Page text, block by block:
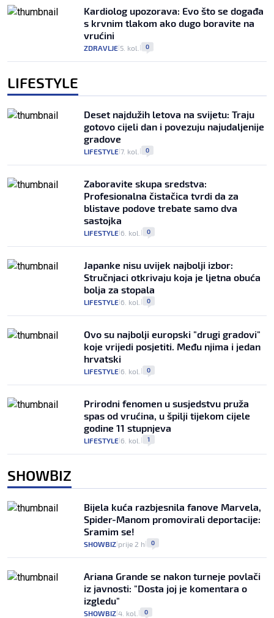
Kardiolog upozorava: Evo što se događa
s krvnim tlakom ako dugo boravite na
vrućini
ZDRAVLJE 5. kol. 0
LIFESTYLE
Deset najdužih letova na svijetu: Traju
gotovo cijeli dan i povezuju najudaljenije
gradove
LIFESTYLE 7. kol. 0
Zaboravite skupa sredstva:
Profesionalna čistačica tvrdi da za
blistave podove trebate samo dva
sastojka
LIFESTYLE 6. kol. 0
Japanke nisu uvijek najbolji izbor:
Stručnjaci otkrivaju koja je ljetna obuća
bolja za stopala
LIFESTYLE 6. kol. 0
Ovo su najbolji europski "drugi gradovi"
koje vrijedi posjetiti. Među njima i jedan
hrvatski
LIFESTYLE 6. kol. 0
Prirodni fenomen u susjedstvu pruža
spas od vrućina, u špilji tijekom cijele
godine 11 stupnjeva
LIFESTYLE 6. kol. 1
SHOWBIZ
Bijela kuća razbjesnila fanove Marvela,
Spider-Manom promovirali deportacije:
Sramim se!
SHOWBIZ prije 2 h 0
Ariana Grande se nakon turneje povlači
iz javnosti: "Dosta joj je komentara o
izgledu"
SHOWBIZ 4. kol. 0